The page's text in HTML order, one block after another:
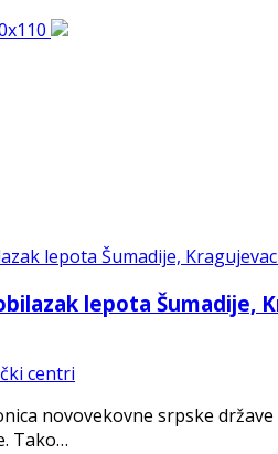
lepota Šumadije,
centri
novovekovne srpske
Tako…